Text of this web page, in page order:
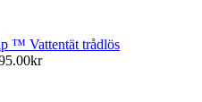
™ Vattentät trådlös
kr